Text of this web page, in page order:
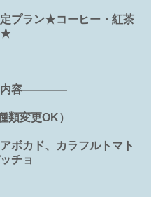
プラン★コーヒー・紅茶
★
容――――
類変更OK）
ボカド、カラフルトマト
チョ